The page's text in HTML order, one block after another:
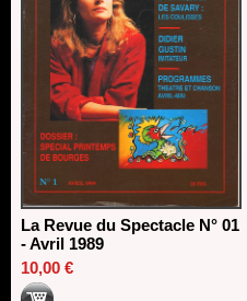
La Revue du Spectacle N° 01
- Avril 1989
10,00 €